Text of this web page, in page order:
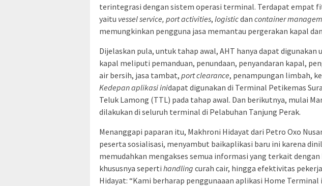
terintegrasi dengan sistem operasi terminal. Terdapat empat
yaitu vessel service, port activities, logisticdan container
memungkinkan pengguna jasa memantau pergerakan kapal
Dijelaskan pula, untuk tahap awal, AHT hanya dapat digunakan
kapal meliputi pemanduan, penundaan, penyandaran kapal,
air bersih, jasa tambat, port clearance, penampungan limbah,
Kedepan aplikasi inidapat digunakan di Terminal Petikemas
Teluk Lamong (TTL) pada tahap awal. Dan berikutnya, mulai
dilakukan di seluruh terminal di Pelabuhan Tanjung Perak.
Menanggapi paparan itu, Makhroni Hidayat dari Petro Oxo
peserta sosialisasi, menyambut baikaplikasi baru ini karena
memudahkan mengakses semua informasi yang terkait
khususnya seperti handling curah cair, hingga efektivitas
Hidayat: “Kami berharap penggunaaan aplikasi Home